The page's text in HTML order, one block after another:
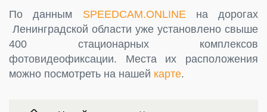
По данным SPEEDCAM.ONLINE на дорогах
Ленинградской области уже установлено свыше
400 стационарных комплексов
фотовидеофиксации. Места их расположения
можно посмотреть на нашей карте.